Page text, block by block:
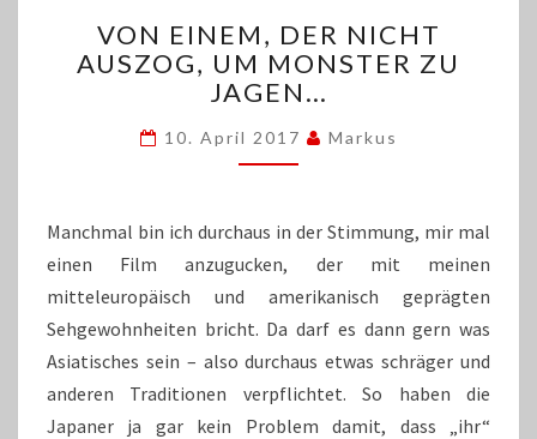
EINEM,
DER
NICHT
UM
MONSTER
JAGEN…
VON EINEM, DER NICHT
AUSZOG, UM MONSTER ZU
JAGEN…
10. April 2017 Markus
Manchmal bin ich durchaus in der Stimmung, mir mal
einen Film anzugucken, der mit meinen
mitteleuropäisch und amerikanisch geprägten
Sehgewohnheiten bricht. Da darf es dann gern was
Asiatisches sein – also durchaus etwas schräger und
anderen Traditionen verpflichtet. So haben die
Japaner ja gar kein Problem damit, dass „ihr“